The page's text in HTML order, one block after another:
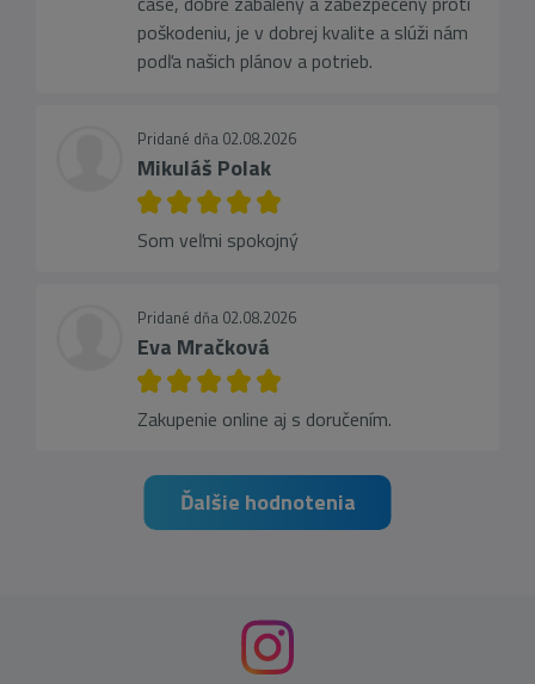
poškodeniu, je v dobrej kvalite a slúži nám
podľa našich plánov a potrieb.
Pridané dňa 02.08.2026
Mikuláš Polak
Som veľmi spokojný
Pridané dňa 02.08.2026
Eva Mračková
Zakupenie online aj s doručením.
Ďalšie hodnotenia